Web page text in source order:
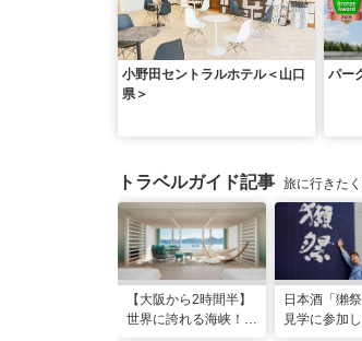
小野田セントラルホテル＜山口
県＞
パー
トラベルガイド記事 旅に行きた
【大阪から2時間半】
世界に誇れる海峡！
日本酒「獺
見学に参加